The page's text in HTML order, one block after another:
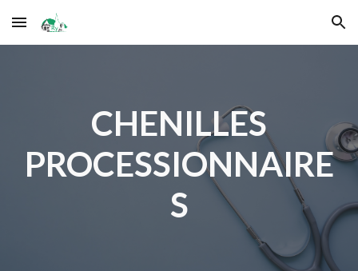
Skip to main content Skip to navigation
CHENILLES
PROCESSIONNAIRE
S